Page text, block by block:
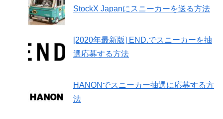
StockX Japanにスニーカーを送る方法
[2020年最新版] END.でスニーカーを抽
選応募する方法
HANONでスニーカー抽選に応募する方
法